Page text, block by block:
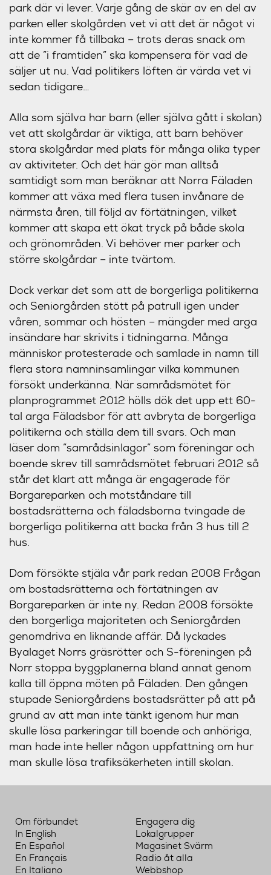
park där vi lever. Varje gång de skär av en del av
parken eller skolgården vet vi att det är något vi
inte kommer få tillbaka – trots deras snack om
att de ”i framtiden” ska kompensera för vad de
säljer ut nu. Vad politikers löften är värda vet vi
sedan tidigare…
Alla som själva har barn (eller själva gått i skolan)
vet att skolgårdar är viktiga, att barn behöver
stora skolgårdar med plats för många olika typer
av aktiviteter. Och det här gör man alltså
samtidigt som man beräknar att Norra Fäladen
kommer att växa med flera tusen invånare de
närmsta åren, till följd av förtätningen, vilket
kommer att skapa ett ökat tryck på både skola
och grönområden. Vi behöver mer parker och
större skolgårdar – inte tvärtom.
Dock verkar det som att de borgerliga politikerna
och Seniorgården stött på patrull igen under
våren, sommar och hösten – mängder med arga
insändare har skrivits i tidningarna. Många
människor protesterade och samlade in namn till
flera stora namninsamlingar vilka kommunen
försökt underkänna. När samrådsmötet för
planprogrammet 2012 hölls dök det upp ett 60-
tal arga Fäladsbor för att avbryta de borgerliga
politikerna och ställa dem till svars. Och man
läser dom ”samrådsinlagor” som föreningar och
boende skrev till samrådsmötet februari 2012 så
står det klart att många är engagerade för
Borgareparken och motståndare till
bostadsrätterna och fäladsborna tvingade de
borgerliga politikerna att backa från 3 hus till 2
hus.
Dom försökte stjäla vår park redan 2008 Frågan
om bostadsrätterna och förtätningen av
Borgareparken är inte ny. Redan 2008 försökte
den borgerliga majoriteten och Seniorgården
genomdriva en liknande affär. Då lyckades
Byalaget Norrs gräsrötter och S-föreningen på
Norr stoppa byggplanerna bland annat genom
kalla till öppna möten på Fäladen. Den gången
stupade Seniorgårdens bostadsrätter på att på
grund av att man inte tänkt igenom hur man
skulle lösa parkeringar till boende och anhöriga,
man hade inte heller någon uppfattning om hur
man skulle lösa trafiksäkerheten intill skolan.
Om förbundet
In English
En Español
En Français
En Italiano
Engagera dig
Lokalgrupper
Magasinet Svärm
Radio åt alla
Webbshop